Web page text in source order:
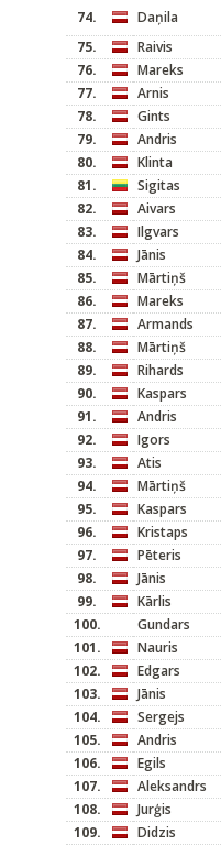
74.
Daņila
75.
Raivis
76.
Mareks
77.
Arnis
78.
Gints
79.
Andris
80.
Klinta
81.
Sigitas
82.
Aivars
83.
Ilgvars
84.
Jānis
85.
Mārtiņš
86.
Mareks
87.
Armands
88.
Mārtiņš
89.
Rihards
90.
Kaspars
91.
Andris
92.
Igors
93.
Atis
94.
Mārtiņš
95.
Kaspars
96.
Kristaps
97.
Pēteris
98.
Jānis
99.
Kārlis
100.
Gundars
101.
Nauris
102.
Edgars
103.
Jānis
104.
Sergejs
105.
Andris
106.
Egils
107.
Aleksandrs
108.
Jurģis
109.
Didzis